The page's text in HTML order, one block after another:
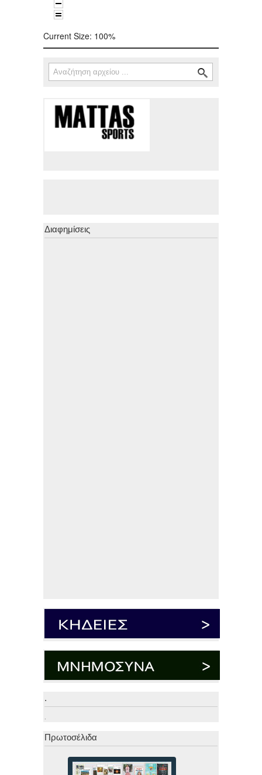
Current Size: 100%
Φόρμα αναζήτησης
Αναζήτηση
Διαφημίσεις
.
.
Πρωτοσέλιδα